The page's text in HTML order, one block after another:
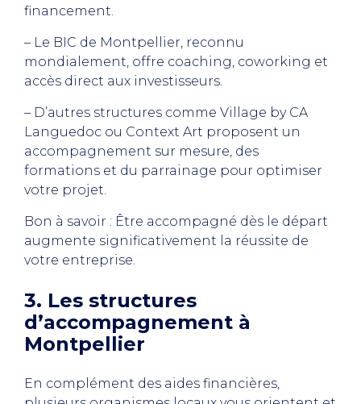
financement.
– Le BIC de Montpellier, reconnu
mondialement, offre coaching, coworking et
accès direct aux investisseurs.
– D’autres structures comme Village by CA
Languedoc ou Context Art proposent un
accompagnement sur mesure, des
formations et du parrainage pour optimiser
votre projet.
Bon à savoir : Être accompagné dès le départ
augmente significativement la réussite de
votre entreprise.
3. Les structures
d’accompagnement à
Montpellier
En complément des aides financières,